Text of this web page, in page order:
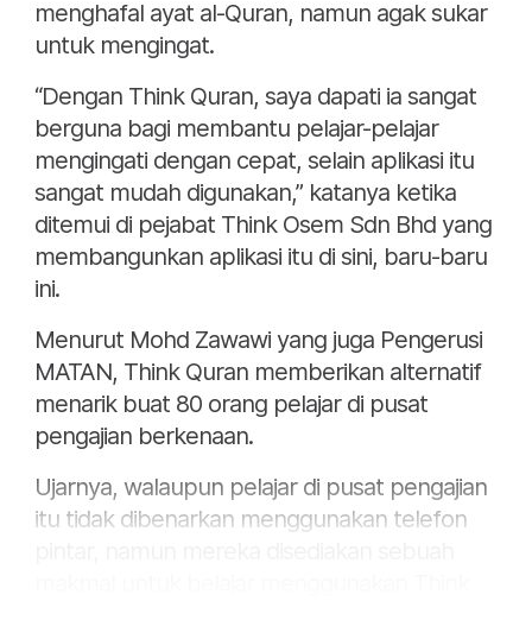
menghafal ayat al-Quran, namun agak sukar
untuk mengingat.
“Dengan Think Quran, saya dapati ia sangat
berguna bagi membantu pelajar-pelajar
mengingati dengan cepat, selain aplikasi itu
sangat mudah digunakan,” katanya ketika
ditemui di pejabat Think Osem Sdn Bhd yang
membangunkan aplikasi itu di sini, baru-baru
ini.
Menurut Mohd Zawawi yang juga Pengerusi
MATAN, Think Quran memberikan alternatif
menarik buat 80 orang pelajar di pusat
pengajian berkenaan.
Ujarnya, walaupun pelajar di pusat pengajian
itu tidak dibenarkan menggunakan telefon